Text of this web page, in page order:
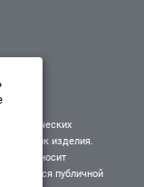
технических
изделия.
носит
является публичной